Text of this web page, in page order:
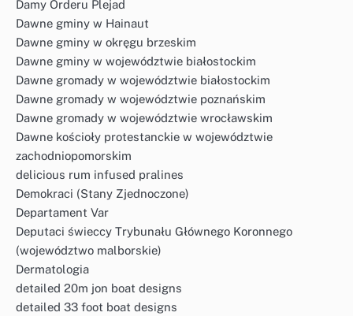
Damy Orderu Plejad
Dawne gminy w Hainaut
Dawne gminy w okręgu brzeskim
Dawne gminy w województwie białostockim
Dawne gromady w województwie białostockim
Dawne gromady w województwie poznańskim
Dawne gromady w województwie wrocławskim
Dawne kościoły protestanckie w województwie
zachodniopomorskim
delicious rum infused pralines
Demokraci (Stany Zjednoczone)
Departament Var
Deputaci świeccy Trybunału Głównego Koronnego
(województwo malborskie)
Dermatologia
detailed 20m jon boat designs
detailed 33 foot boat designs